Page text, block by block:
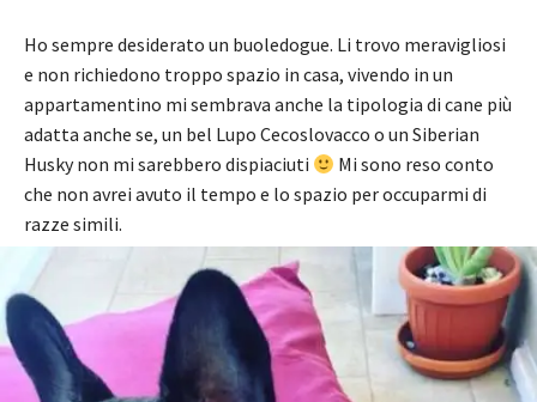
Ho sempre desiderato un buoledogue. Li trovo meravigliosi
e non richiedono troppo spazio in casa, vivendo in un
appartamentino mi sembrava anche la tipologia di cane più
adatta anche se, un bel Lupo Cecoslovacco o un Siberian
Husky non mi sarebbero dispiaciuti
Mi sono reso conto
che non avrei avuto il tempo e lo spazio per occuparmi di
razze simili.